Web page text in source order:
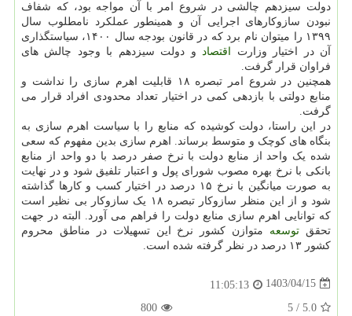
دولت سیزدهم چالشی در شروع امر با آن مواجه بود، که شفاف
نبودن سازوکارهای اجرایی آن و همینطور عملکرد نامطلوب سال
۱۳۹۹ را میتوان نام برد که در قانون بودجه سال ۱۴۰۰، سیاستگذاری
آن در اختیار وزارت
اقتصادو دولت سیزدهم با وجود چالش های
فراوان قرار گرفت.
همچنین در شروع امر تبصره ۱۸ قابلیت اهرم سازی را نداشت و
منابع دولتی با بازدهی کمی در اختیار تعداد محدودی افراد قرار می
گرفت.
در این راستا، دولت کوشیده که منابع را با سیاست اهرم سازی به
بنگاه های کوچک و متوسط برساند. اهرم سازی بدین مفهوم که سعی
شده یک واحد از منابع دولت با نرخ صفر درصد با دو واحد از منابع
بانکی با نرخ بهره مصوب شورای پول و اعتبار تلفیق شود و در نهایت
به صورت میانگین با نرخ ۱۵ درصد در اختیار کسب و کارها گذاشته
شود و از این منظر سازوکار تبصره ۱۸ یک سازوکار بی نظیر است
که توانایی اهرم سازی منابع دولت را فراهم می آورد. البته در جهت
تحقق توسعه متوازن کشور نرخ این تسهیلات در مناطق محروم
کشور ۱۳ درصد در نظر گرفته شده است.
1403/04/15
11:05:13
5.0
/
5
800